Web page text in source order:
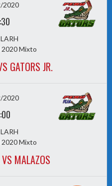
2020
2020 Mixto
GATORS JR.
2020
2020 Mixto
MALAZOS